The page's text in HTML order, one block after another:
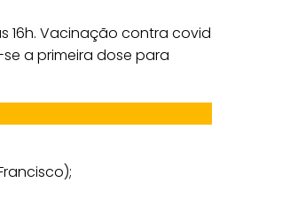
16h. Vacinação contra covid
se a primeira dose para